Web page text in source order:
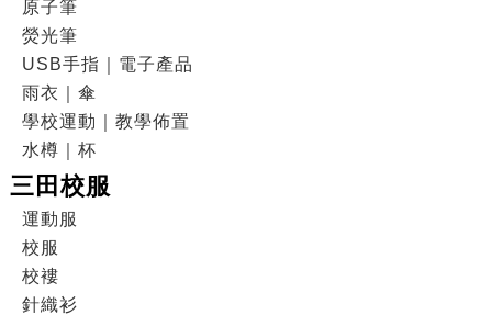
原子筆
熒光筆
USB手指｜電子產品
雨衣｜傘
學校運動｜教學佈置
水樽｜杯
三田校服
運動服
校服
校褸
針織衫